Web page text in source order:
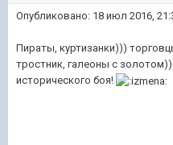
Опубликовано: 18 июл 2016,
Пираты, куртизанки)))
тростник, галеоны с
исторического боя!